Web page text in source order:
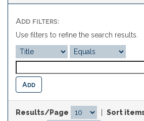
Add filters:
Use filters to refine the search results.
Results/Page
Sort